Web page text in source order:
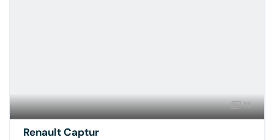
11
Renault Captur